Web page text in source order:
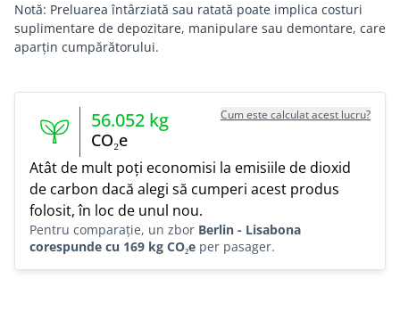
Notă: Preluarea întârziată sau ratată poate implica costuri
suplimentare de depozitare, manipulare sau demontare, care
aparțin cumpărătorului.
56.052 kg
CO₂e
Cum este calculat acest lucru?
Atât de mult poți economisi la emisiile de dioxid
de carbon dacă alegi să cumperi acest produs
folosit, în loc de unul nou.
Pentru comparație, un zbor Berlin - Lisabona
corespunde cu 169 kg CO₂e per pasager.